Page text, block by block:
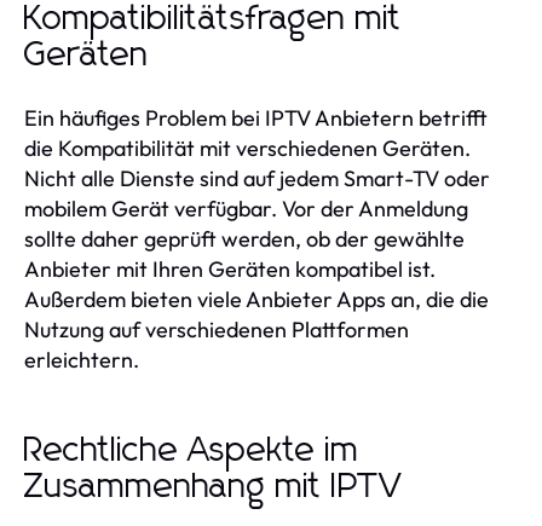
Kompatibilitätsfragen mit
Geräten
Ein häufiges Problem bei IPTV Anbietern betrifft
die Kompatibilität mit verschiedenen Geräten.
Nicht alle Dienste sind auf jedem Smart-TV oder
mobilem Gerät verfügbar. Vor der Anmeldung
sollte daher geprüft werden, ob der gewählte
Anbieter mit Ihren Geräten kompatibel ist.
Außerdem bieten viele Anbieter Apps an, die die
Nutzung auf verschiedenen Plattformen
erleichtern.
Rechtliche Aspekte im
Zusammenhang mit IPTV